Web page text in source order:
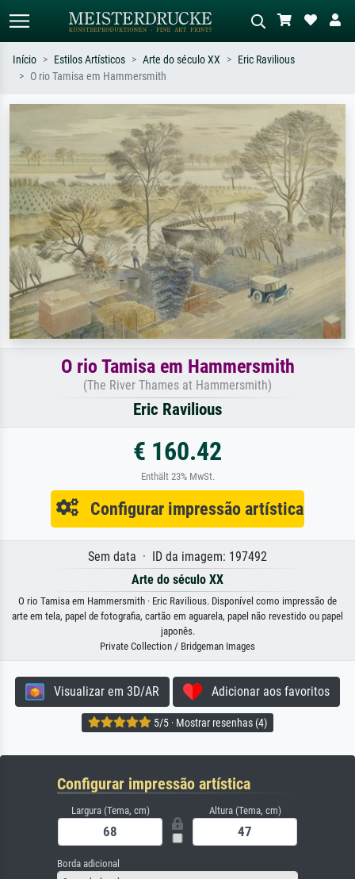
Pesquise por artista, título ou estilo –
ex: Monet, Noite Estrelada,
impressionismo, onda de Hokusai, nu.
Descreva a cena – ex: prado verde,
abstrato com muito vermelho, pintura
a óleo escura, nu em pé ao lado de
uma árvore.
Início Estilos Artísticos Arte do século XX
Eric Ravilious
O rio Tamisa em Hammersmith
O rio Tamisa em Hammersmith
(The River Thames at Hammersmith)
Eric Ravilious
€ 160.42
Enthält 23% MwSt.
Configurar impressão artística
Sem data · ID da imagem: 197492
Arte do século XX
O rio Tamisa em Hammersmith · Eric Ravilious. Disponível como impressão de
arte em tela, papel de fotografia, cartão em aguarela, papel não revestido ou papel
japonês.
Private Collection / Bridgeman Images
Visualizar em 3D/AR Adicionar aos favoritos
5/5 · Mostrar resenhas (4)
Configurar impressão artística
Largura (Tema, cm) Altura (Tema, cm)
Borda adicional